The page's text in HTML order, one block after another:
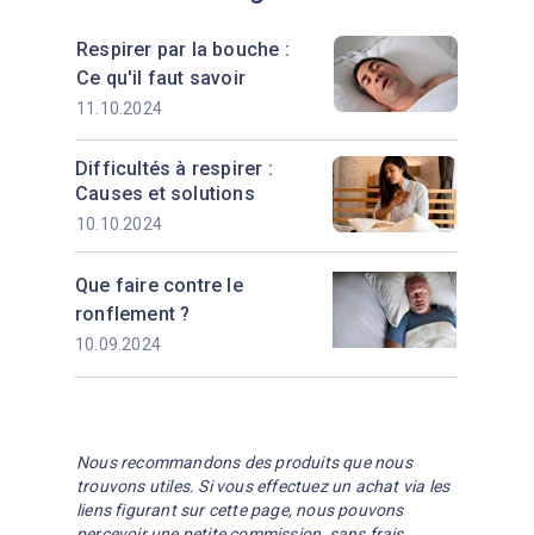
Difficultés à respirer :
Causes et solutions
10.10.2024
Que faire contre le
ronflement ?
10.09.2024
Respirer par la bouche :
Ce qu'il faut savoir
11.10.2024
Nous recommandons des produits que nous
trouvons utiles. Si vous effectuez un achat via les
liens figurant sur cette page, nous pouvons